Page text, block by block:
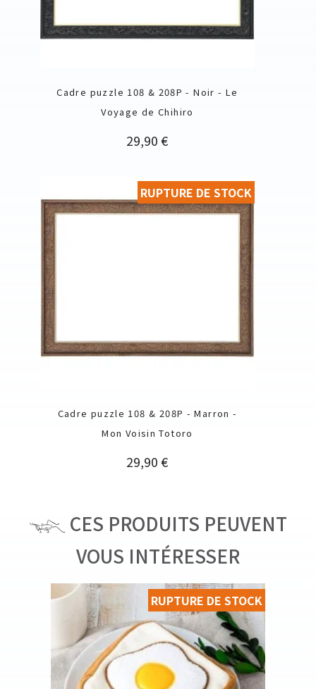
Cadre puzzle 108 & 208P - Noir - Le
Voyage de Chihiro
Prix
29,90 €
Cadre puzzle 108 & 208P - Marron -
Mon Voisin Totoro
Prix
29,90 €
RUPTURE DE STOCK
CES PRODUITS PEUVENT
VOUS INTÉRESSER
RUPTURE DE STOCK